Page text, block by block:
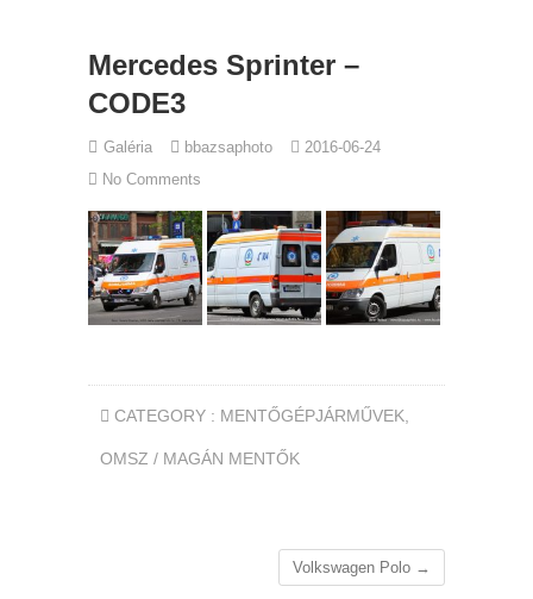
Mercedes Sprinter –
CODE3
Galéria bbazsaphoto
2016-06-24
No Comments
CATEGORY : MENTŐGÉPJÁRMŰVEK
OMSZ / MAGÁN MENTŐK
Volkswagen Polo →